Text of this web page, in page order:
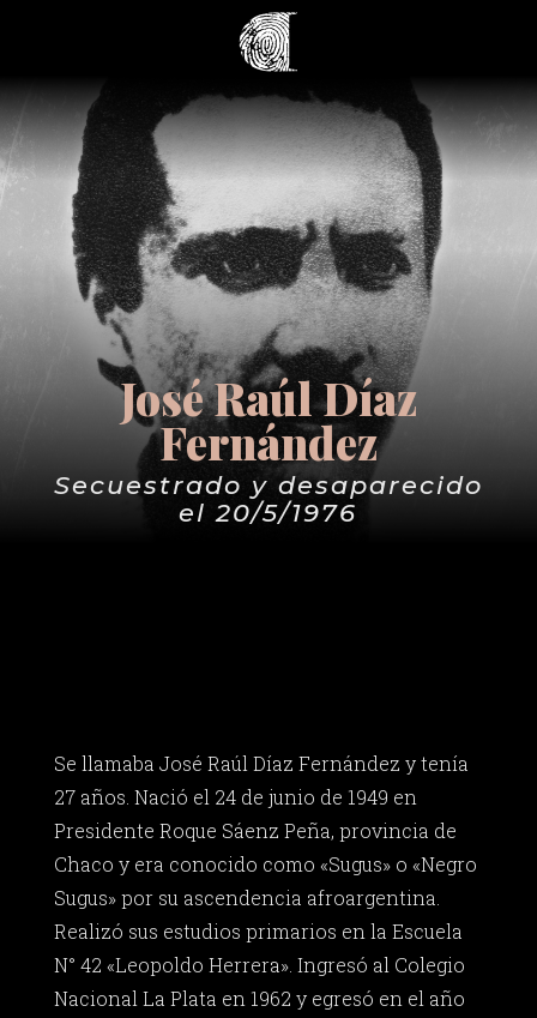
José Raúl Díaz
Fernández
Secuestrado y desaparecido
el 20/5/1976
Se llamaba José Raúl Díaz Fernández y tenía
27 años. Nació el 24 de junio de 1949 en
Presidente Roque Sáenz Peña, provincia de
Chaco y era conocido como «Sugus» o «Negro
Sugus» por su ascendencia afroargentina.
Realizó sus estudios primarios en la Escuela
N° 42 «Leopoldo Herrera». Ingresó al Colegio
Nacional La Plata en 1962 y egresó en el año